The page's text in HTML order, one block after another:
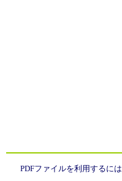
PDFファイルを利用するには